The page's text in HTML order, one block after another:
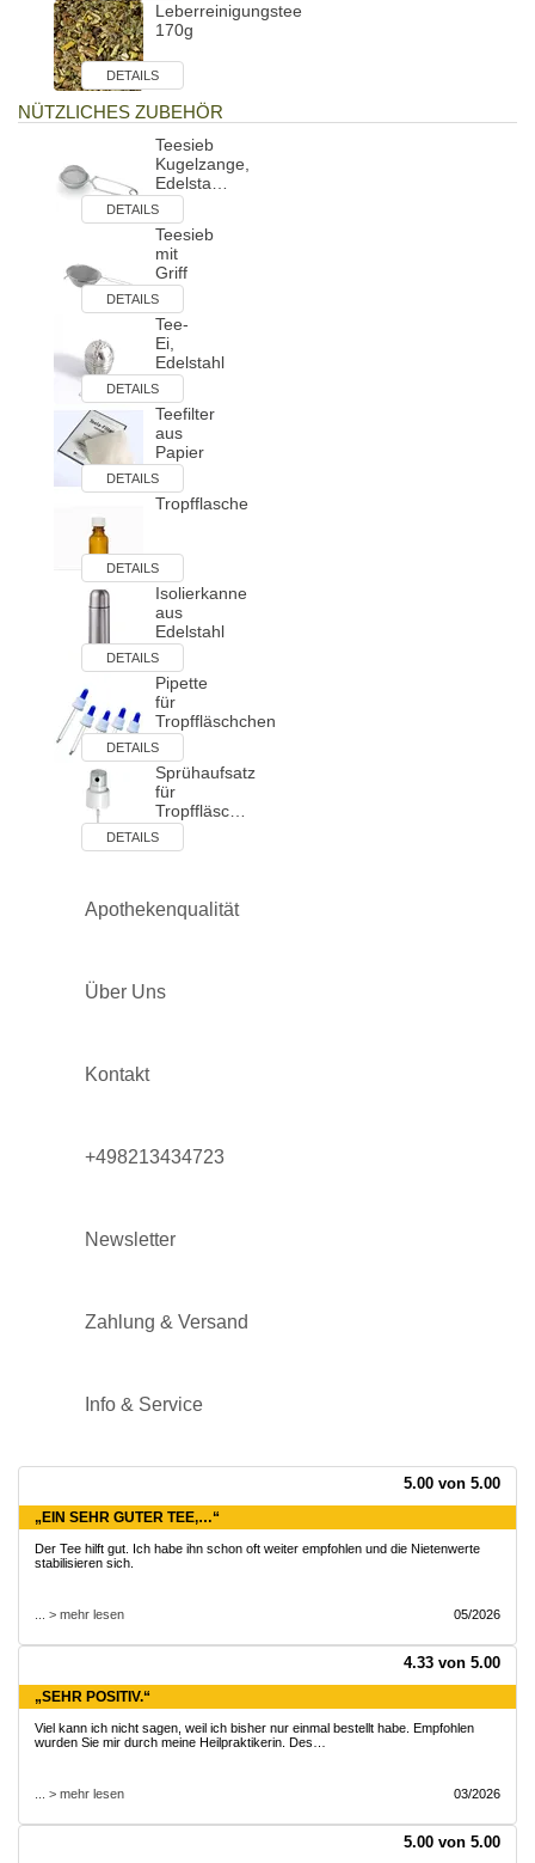
Leberreinigungstee
170g
DETAILS
NÜTZLICHES ZUBEHÖR
Teesieb
Kugelzange,
Edelsta…
DETAILS
Teesieb
mit
Griff
DETAILS
Tee-
Ei,
Edelstahl
DETAILS
Teefilter
aus
Papier
DETAILS
Tropfflasche
DETAILS
Isolierkanne
aus
Edelstahl
DETAILS
Pipette
für
Tropffläschchen
DETAILS
Sprühaufsatz
für
Tropffläsc…
DETAILS
Apothekenqualität
Über Uns
Kontakt
+498213434723
Newsletter
Zahlung & Versand
Info & Service
5.00 von 5.00
„EIN SEHR GUTER TEE,…“
Der Tee hilft gut. Ich habe ihn schon oft weiter empfohlen und die Nietenwerte
stabilisieren sich.
... > mehr lesen 05/2026
4.33 von 5.00
„SEHR POSITIV.“
Viel kann ich nicht sagen, weil ich bisher nur einmal bestellt habe. Empfohlen
wurden Sie mir durch meine Heilpraktikerin. Des…
... > mehr lesen 03/2026
5.00 von 5.00